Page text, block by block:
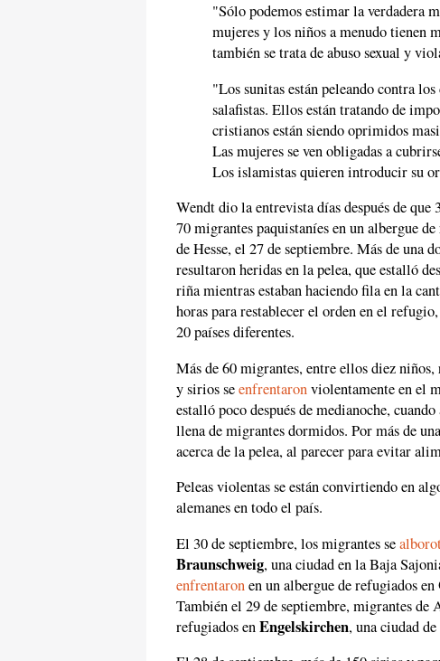
"Sólo podemos estimar la verdadera
mujeres y los niños a menudo tienen
también se trata de abuso sexual y
"Los sunitas están peleando contra
salafistas. Ellos están tratando de
cristianos están siendo oprimidos
Las mujeres se ven obligadas a
Los islamistas quieren introducir su
Wendt dio la entrevista días después de
70 migrantes paquistaníes en un albergue
de Hesse, el 27 de septiembre. Más de una
resultaron heridas en la pelea, que estalló
riña mientras estaban haciendo fila en la
horas para restablecer el orden en el
20 países diferentes.
Más de 60 migrantes, entre ellos diez
y sirios seenfrentaronviolentamente en el
estalló poco después de medianoche,
llena de migrantes dormidos. Por más de
acerca de la pelea, al parecer para evitar
Peleas violentas se están convirtiendo en
alemanes en todo el país.
El 30 de septiembre, los migrantes se
Braunschweig, una ciudad en la Baja
enfrentaronen un albergue de refugiados en
También el 29 de septiembre, migrantes
refugiados enEngelskirchen, una ciudad